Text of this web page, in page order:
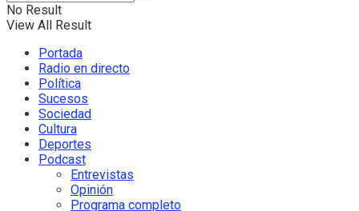
No Result
View All Result
Portada
Radio en directo
Política
Sucesos
Sociedad
Cultura
Deportes
Podcast
Entrevistas
Opinión
Programa completo